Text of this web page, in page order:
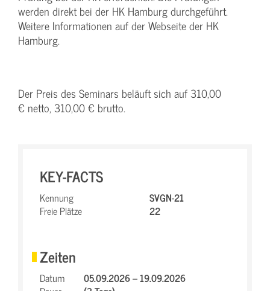
werden direkt bei der HK Hamburg durchgeführt.
Weitere Informationen auf der Webseite der HK
Hamburg.
Der Preis des Seminars beläuft sich auf 310,00
€ netto, 310,00 € brutto.
KEY-FACTS
Kennung
SVGN-21
Freie Plätze
22
Zeiten
Datum
05.09.2026 – 19.09.2026